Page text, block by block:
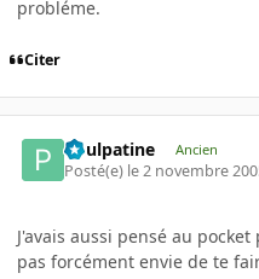
probléme.
Citer
Poulpatine Ancien
Posté(e) le 2 novembre
J'avais aussi pensé au
pas forcément envie de te